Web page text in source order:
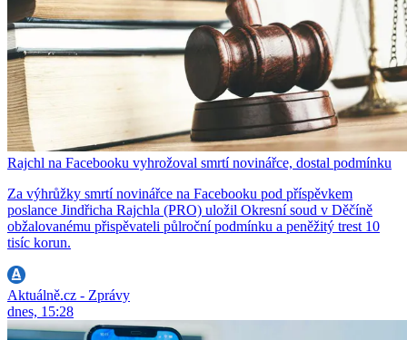
Rajchl na Facebooku vyhrožoval smrtí novinářce, dostal podmínku
Za výhrůžky smrtí novinářce na Facebooku pod příspěvkem
poslance Jindřicha Rajchla (PRO) uložil Okresní soud v Děčíně
obžalovanému přispěvateli půlroční podmínku a peněžitý trest 10
tisíc korun.
Aktuálně.cz - Zprávy
dnes, 15:28